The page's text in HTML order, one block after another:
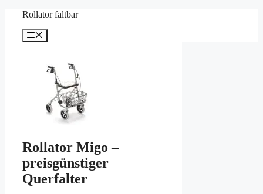
springen
Rollator faltbar
Menü
Rollator Migo –
preisgünstiger
Querfalter